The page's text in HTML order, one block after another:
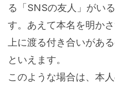
る「SNSの友人」がい
す。あえて本名を明か
上に渡る付き合いがあ
といえます。
このような場合は、本